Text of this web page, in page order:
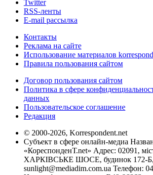
Twitter
RSS-ленты
E-mail рассылка
Контакты
Реклама на сайте
Использование материалов
Правила пользования сайтом
Договор пользования сайтом
Политика в сфере
данных
Пользовательское соглашение
Редакция
© 2000-2026, Korrespondent.net
Субъект в сфере онлайн-медиа
«КореспонденТ.net» Адрес: 02091,
ХАРКІВСЬКЕ ШОСЕ, будинок 172-Б,
sunlight@mediadim.com.ua Телефон: